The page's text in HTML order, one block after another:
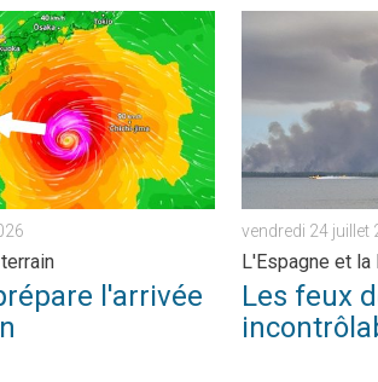
juillet 2026
l'arrivée d'un typhon. Glissements de
l'arrivée
Les feux de
vendredi 24 juillet
L'Espagne et la
Les feux